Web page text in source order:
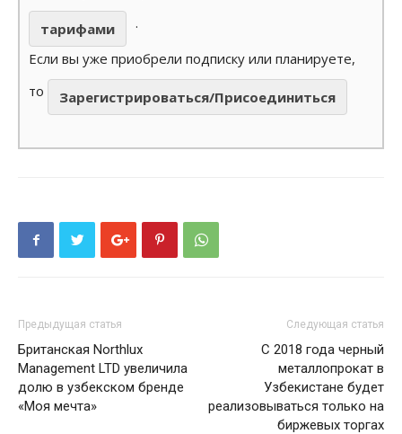
тарифами
.
Если вы уже приобрели подписку или планируете,
то
Зарегистрироваться/Присоединиться
Предыдущая статья
Британская Northlux
Management LTD увеличила
долю в узбекском бренде
«Моя мечта»
Следующая статья
С 2018 года черный
металлопрокат в
Узбекистане будет
реализовываться только на
биржевых торгах